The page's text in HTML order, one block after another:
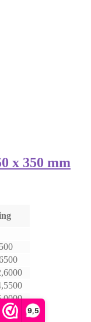
9,5
x 350 mm